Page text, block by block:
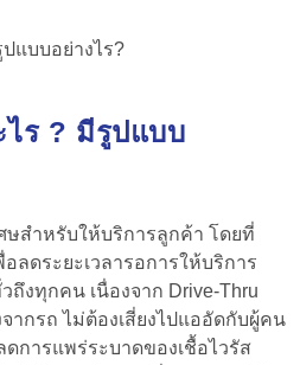
ร ? มีรูปแบบ
ษสำหรับให้บริการลูกค้า โดยที่
ลดระยะเวลารอการให้บริการ
ถึงทุกคน เนื่องจาก Drive-Thru
ากรถ ไม่ต้องเสี่ยงไปแออัดกับผู้คน
การแพร่ระบาดของเชื้อไวรัส